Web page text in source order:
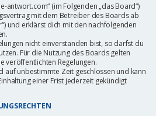
antwort.com“ (im Folgenden „das Board“)
mit dem Betreiber des Boards ab
und erklärst dich mit den nachfolgenden
nicht einverstanden bist, so darfst du
Für die Nutzung des Boards gelten
veröffentlichten Regelungen.
auf unbestimmte Zeit geschlossen und kann
einer Frist jederzeit gekündigt